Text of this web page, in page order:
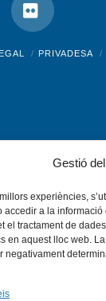
Gestió
experiències,
accedir a la
el tractament de
en aquest lloc web.
negativament
Flickr
PRIVADESA